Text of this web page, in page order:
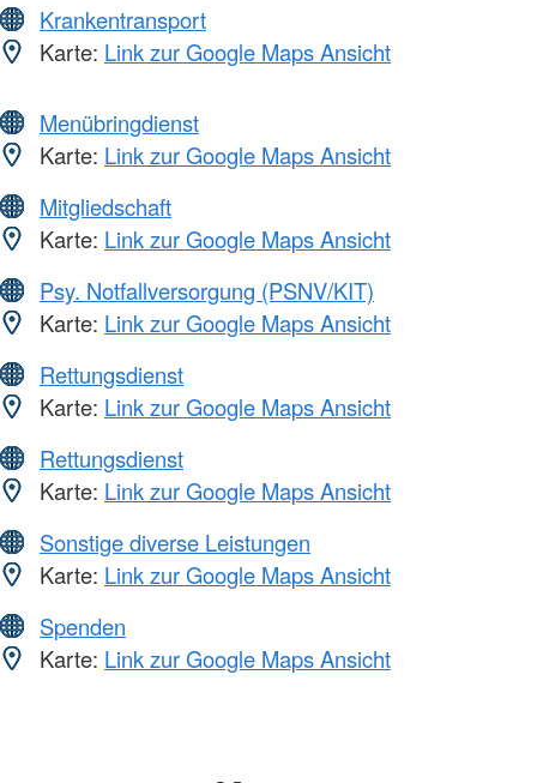
Krankentransport
Karte: Link zur Google Maps Ansicht
Menübringdienst
Karte: Link zur Google Maps Ansicht
Mitgliedschaft
Karte: Link zur Google Maps Ansicht
Psy. Notfallversorgung (PSNV/KIT)
Karte: Link zur Google Maps Ansicht
Rettungsdienst
Karte: Link zur Google Maps Ansicht
Rettungsdienst
Karte: Link zur Google Maps Ansicht
Sonstige diverse Leistungen
Karte: Link zur Google Maps Ansicht
Spenden
Karte: Link zur Google Maps Ansicht